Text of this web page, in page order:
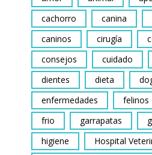
cachorro
canina
caninos
cirugía
consejos
cuidado
dientes
dieta
enfermedades
felinos
frio
garrapatas
higiene
Hospital